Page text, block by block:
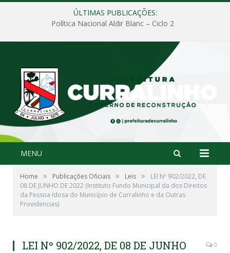
ÚLTIMAS PUBLICAÇÕES:
Política Nacional Aldir Blanc – Ciclo 2
MENU
Home » Publicações Oficiais » Leis »
LEI Nº 902/2022, DE
08 DE JUNHO DE 2022 (Instituto Fundo Municipal da dos Direitos
da Pessoa Idosa do Município de Curralinho e da Outras
Providencias)
LEI Nº 902/2022, DE 08 DE JUNHO
0